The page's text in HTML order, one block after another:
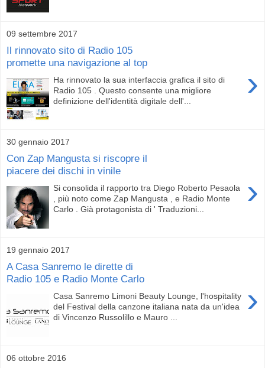
09 settembre 2017
Il rinnovato sito di Radio 105
promette una navigazione al top
›
Ha rinnovato la sua interfaccia grafica il sito di
Radio 105 . Questo consente una migliore
definizione dell'identità digitale dell'...
30 gennaio 2017
Con Zap Mangusta si riscopre il
piacere dei dischi in vinile
›
Si consolida il rapporto tra Diego Roberto Pesaola
, più noto come Zap Mangusta , e Radio Monte
Carlo . Già protagonista di ' Traduzioni...
19 gennaio 2017
A Casa Sanremo le dirette di
Radio 105 e Radio Monte Carlo
›
Casa Sanremo Limoni Beauty Lounge, l'hospitality
del Festival della canzone italiana nata da un'idea
di Vincenzo Russolillo e Mauro ...
06 ottobre 2016